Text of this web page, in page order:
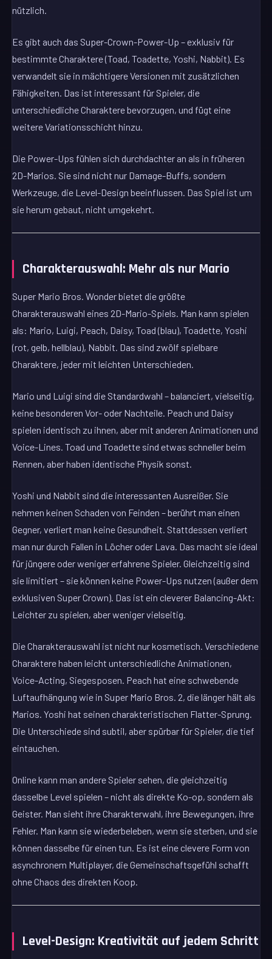
nützlich.
Es gibt auch das Super-Crown-Power-Up – exklusiv für
bestimmte Charaktere (Toad, Toadette, Yoshi, Nabbit). Es
verwandelt sie in mächtigere Versionen mit zusätzlichen
Fähigkeiten. Das ist interessant für Spieler, die
unterschiedliche Charaktere bevorzugen, und fügt eine
weitere Variationsschicht hinzu.
Die Power-Ups fühlen sich durchdachter an als in früheren
2D-Marios. Sie sind nicht nur Damage-Buffs, sondern
Werkzeuge, die Level-Design beeinflussen. Das Spiel ist um
sie herum gebaut, nicht umgekehrt.
Charakterauswahl: Mehr als nur Mario
Super Mario Bros. Wonder bietet die größte
Charakterauswahl eines 2D-Mario-Spiels. Man kann spielen
als: Mario, Luigi, Peach, Daisy, Toad (blau), Toadette, Yoshi
(rot, gelb, hellblau), Nabbit. Das sind zwölf spielbare
Charaktere, jeder mit leichten Unterschieden.
Mario und Luigi sind die Standardwahl – balanciert, vielseitig,
keine besonderen Vor- oder Nachteile. Peach und Daisy
spielen identisch zu ihnen, aber mit anderen Animationen und
Voice-Lines. Toad und Toadette sind etwas schneller beim
Rennen, aber haben identische Physik sonst.
Yoshi und Nabbit sind die interessanten Ausreißer. Sie
nehmen keinen Schaden von Feinden – berührt man einen
Gegner, verliert man keine Gesundheit. Stattdessen verliert
man nur durch Fallen in Löcher oder Lava. Das macht sie ideal
für jüngere oder weniger erfahrene Spieler. Gleichzeitig sind
sie limitiert – sie können keine Power-Ups nutzen (außer dem
exklusiven Super Crown). Das ist ein cleverer Balancing-Akt:
Leichter zu spielen, aber weniger vielseitig.
Die Charakterauswahl ist nicht nur kosmetisch. Verschiedene
Charaktere haben leicht unterschiedliche Animationen,
Voice-Acting, Siegesposen. Peach hat eine schwebende
Luftaufhängung wie in Super Mario Bros. 2, die länger hält als
Marios. Yoshi hat seinen charakteristischen Flatter-Sprung.
Die Unterschiede sind subtil, aber spürbar für Spieler, die tief
eintauchen.
Online kann man andere Spieler sehen, die gleichzeitig
dasselbe Level spielen – nicht als direkte Ko-op, sondern als
Geister. Man sieht ihre Charakterwahl, ihre Bewegungen, ihre
Fehler. Man kann sie wiederbeleben, wenn sie sterben, und sie
können dasselbe für einen tun. Es ist eine clevere Form von
asynchronem Multiplayer, die Gemeinschaftsgefühl schafft
ohne Chaos des direkten Koop.
Level-Design: Kreativität auf jedem Schritt